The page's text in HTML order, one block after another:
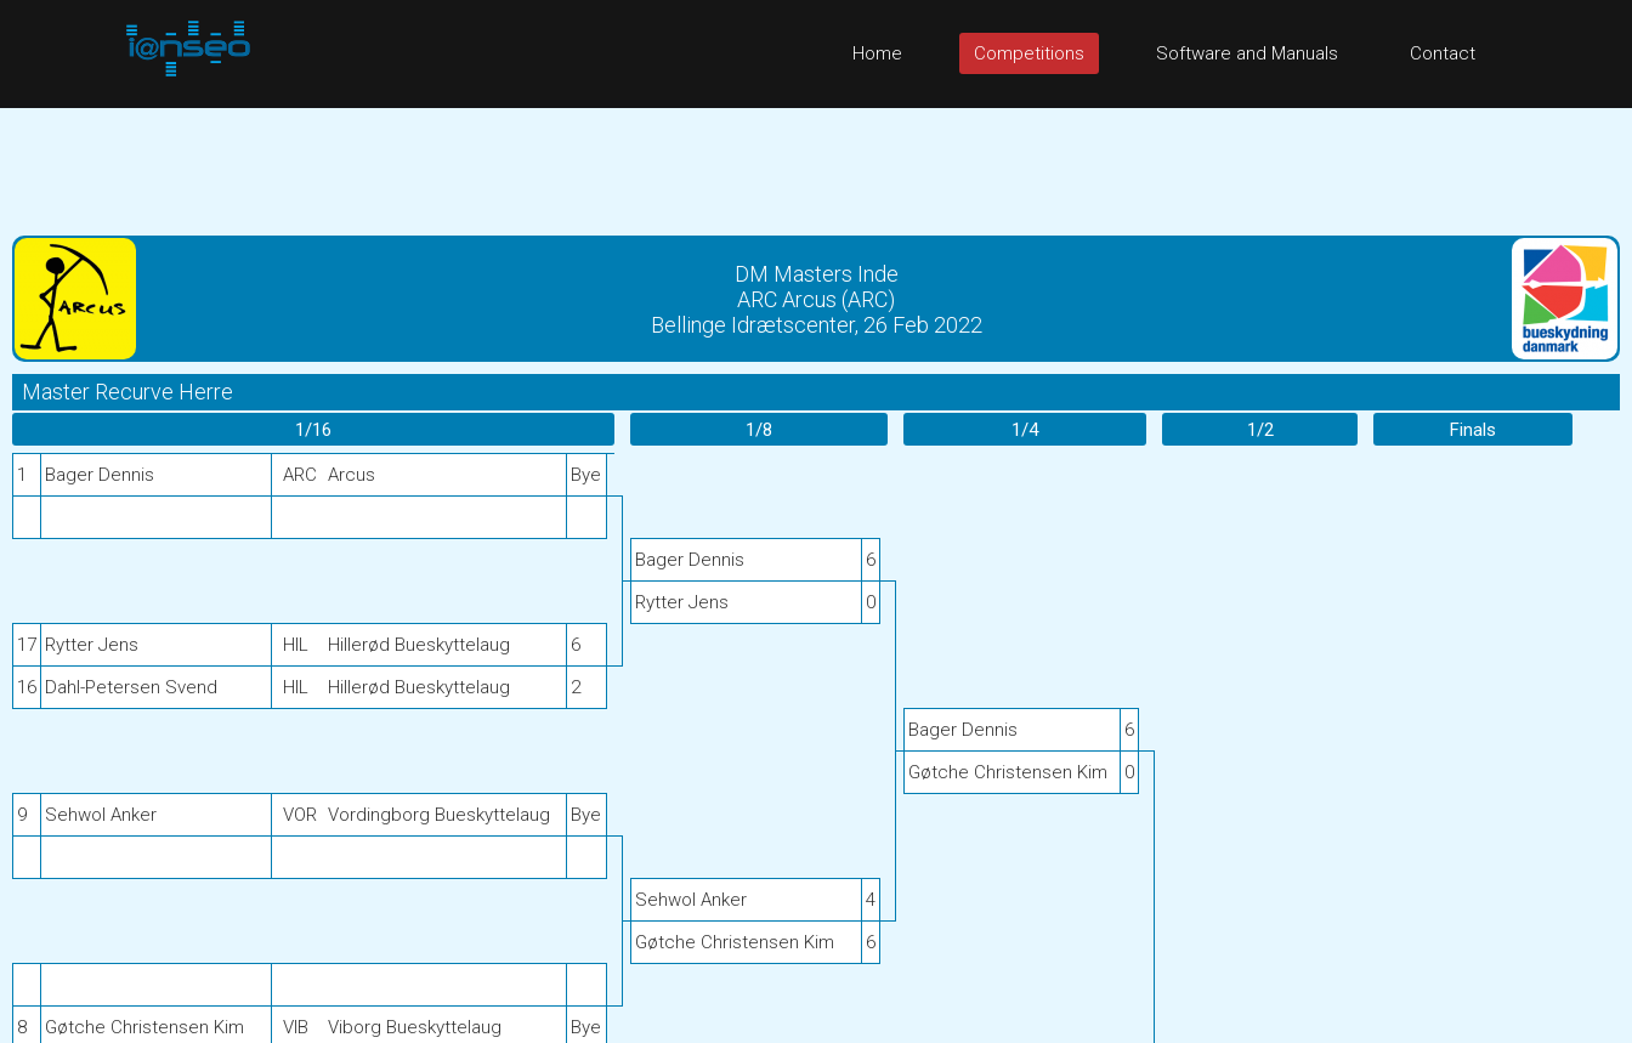
Home Competitions Software and Manuals Contact
DM Masters Inde
ARC Arcus (ARC)
Bellinge Idrætscenter, 26 Feb 2022
Master Recurve Herre
1/16 1/8 1/4 1/2 Finals
1 Bager Dennis ARC Arcus Bye
Bager Dennis
6
Rytter Jens
0
17 Rytter Jens HIL Hillerød Bueskyttelaug
6
16 Dahl-Petersen Svend HIL Hillerød Bueskyttelaug
2
Bager Dennis
6
Gøtche Christensen Kim
0
9
Sehwol Anker VOR Vordingborg Bueskyttelaug Bye
Sehwol Anker
4
Gøtche Christensen Kim
6
8 Gøtche Christensen Kim VIB Viborg Bueskyttelaug
Bye